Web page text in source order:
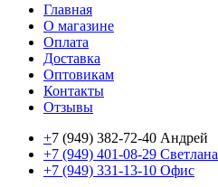
Главная
О магазине
Оплата
Доставка
Оптовикам
Контакты
Отзывы
+7 (949) 382-72-40 Андрей
+7 (949) 401-08-29 Светлана
+7 (949) 331-13-10 Офис